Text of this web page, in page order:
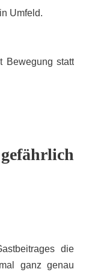
Umfeld.
Bewegung statt
die
ganz genau